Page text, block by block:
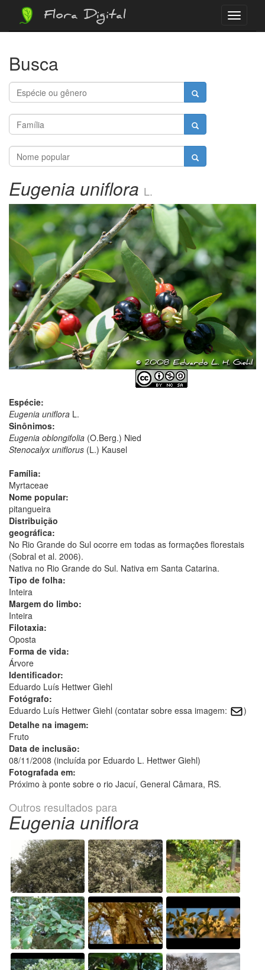
Menu
Flora Digital
Busca
Eugenia uniflora L.
Espécie:
Eugenia uniflora L.
Sinônimos:
Eugenia oblongifolia (O.Berg.) Nied
Stenocalyx uniflorus (L.) Kausel
Família:
Myrtaceae
Nome popular:
pitangueira
Distribuição
geográfica:
No Rio Grande do Sul ocorre em todas as formações florestais
(Sobral et al. 2006).
Nativa no Rio Grande do Sul. Nativa em Santa Catarina.
Tipo de folha:
Inteira
Margem do limbo:
Inteira
Filotaxia:
Oposta
Forma de vida:
Árvore
Identificador:
Eduardo Luís Hettwer Giehl
Fotógrafo:
Eduardo Luís Hettwer Giehl (contatar sobre essa imagem:
)
Detalhe na imagem:
Fruto
Data de inclusão:
08/11/2008 (incluída por Eduardo L. Hettwer Giehl)
Fotografada em:
Próximo à ponte sobre o rio Jacuí, General Câmara, RS.
Outros resultados para
Eugenia uniflora